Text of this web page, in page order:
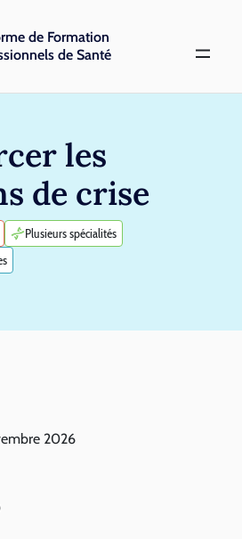
de Formation
de Santé
les
de crise
Plusieurs spécialités
2026